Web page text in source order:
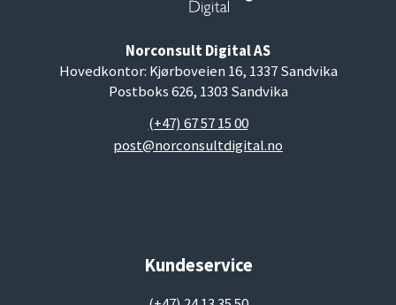
Norconsult Digital AS
Hovedkontor: Kjørboveien 16, 1337 Sandvika
Postboks 626, 1303 Sandvika
(+47) 67 57 15 00
post@norconsultdigital.no
Kundeservice